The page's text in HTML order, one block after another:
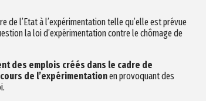
de l’Etat à l’expérimentation telle qu’elle est prévue
la loi d’expérimentation contre le chômage de
des emplois créés dans le cadre de
de l’expérimentationen provoquant des